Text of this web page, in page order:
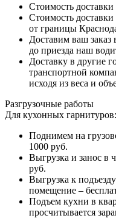
Стоимость
Стоимость
от границы
Доставим ваш заказ
до приезда наш
Доставку в другие
транспортной
исходя из веса и
Разгрузочные работы
Для кухонных гарнитуров:
Поднимем на
1000 руб.
Выгрузка и занос в
руб.
Выгрузка к
помещение –
Подъем кухни в
просчитывается